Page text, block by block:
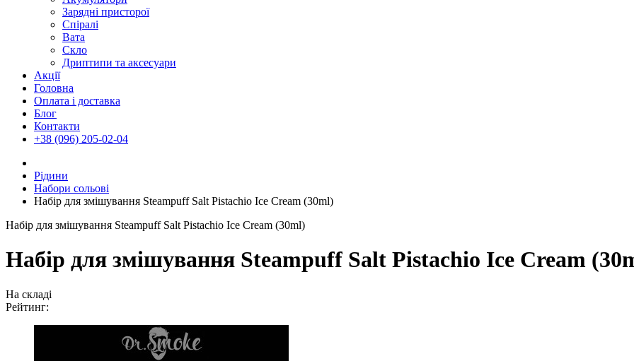
Зарядні присторої
Спіралі
Вата
Скло
Дриптипи та аксесуари
Акції
Головна
Оплата і доставка
Блог
Контакти
+38 (096) 205-02-04
Рідини
Набори сольові
Набір для змішування Steampuff Salt Pistachio Ice Cream (30ml)
Набір для змішування Steampuff Salt Pistachio Ice Cream (30ml)
Набір для змішування Steampuff Salt Pistachio Ice Cream
На складі
Рейтинг: